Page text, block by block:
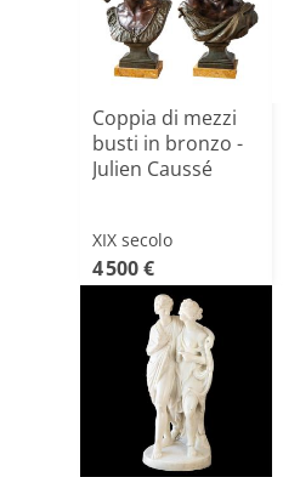
Coppia di mezzi
busti in bronzo -
Julien Caussé
XIX secolo
4 500 €